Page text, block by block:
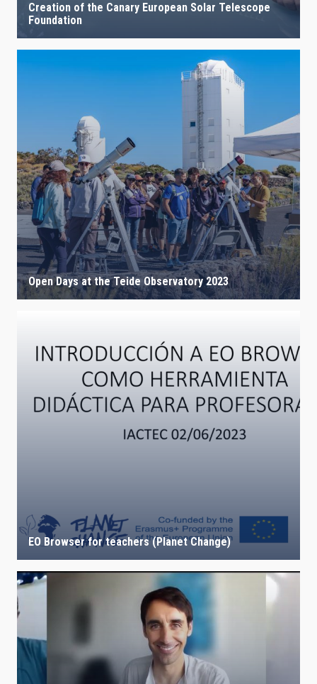
Creation of the Canary European Solar Telescope
Foundation
Open Days at the Teide Observatory 2023
EO Browser for teachers (Planet Change)